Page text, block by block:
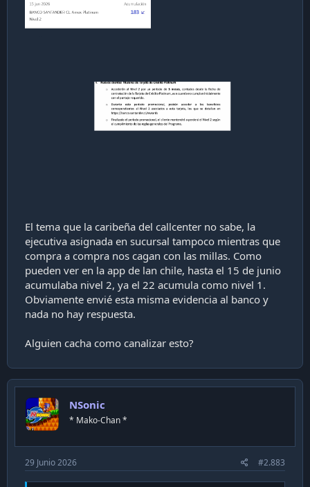
El tema que la caribeña del callcenter no sabe, la
ejecutiva asignada en sucursal tampoco mientras que
compra a compra nos cagan con las millas. Como
pueden ver en la app de lan chile, hasta el 15 de junio
acumulaba nivel 2, ya el 22 acumula como nivel 1.
Obviamente envié esta misma evidencia al banco y
nada no hay respuesta.
Alguien cacha como canalizar esto?
NSonic
* Mako-Chan *
29 Junio 2026 #2.883